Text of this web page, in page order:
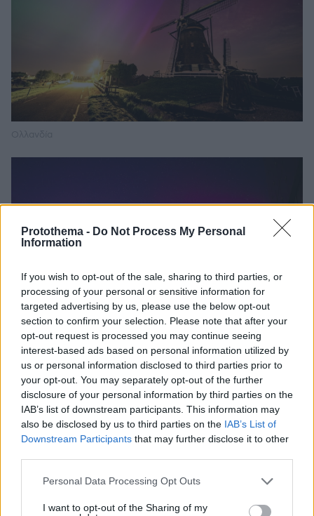
Protothema - Do Not Process My Personal
Information
If you wish to opt-out of the sale, sharing to third parties, or
processing of your personal or sensitive information for
targeted advertising by us, please use the below opt-out
section to confirm your selection. Please note that after your
opt-out request is processed you may continue seeing
interest-based ads based on personal information utilized by
us or personal information disclosed to third parties prior to
your opt-out. You may separately opt-out of the further
disclosure of your personal information by third parties on the
IAB’s list of downstream participants. This information may
also be disclosed by us to third parties on the IAB’s List of
Downstream Participants that may further disclose it to other
Please note that this website/app uses one or more Google
not limited to your visit or usage behaviour. You may click to
Personal Data Processing Opt Outs
I want to opt-out of the Sharing of my
Ουκρανία